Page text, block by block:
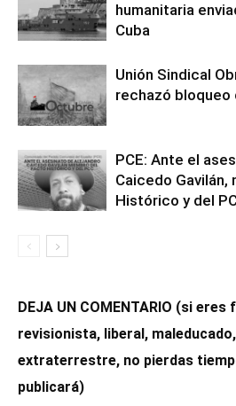
humanitaria
Cuba
Unión Sindical
rechazó bloqueo
PCE: Ante el
Caicedo
Histórico y del
DEJA UN COMENTARIO (si
revisionista, liberal,
extraterrestre, no pierdas
publicará)